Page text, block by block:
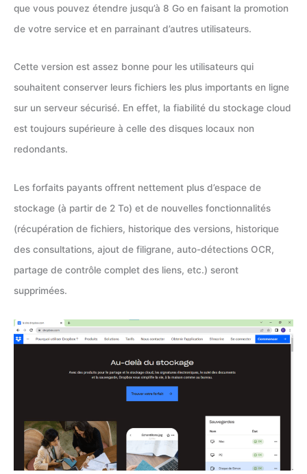
que vous pouvez étendre jusqu’à 8 Go en faisant la promotion
de votre service et en parrainant d’autres utilisateurs.
Cette version est assez bonne pour les utilisateurs qui
souhaitent conserver leurs fichiers les plus importants en ligne
sur un serveur sécurisé. En effet, la fiabilité du stockage cloud
est toujours supérieure à celle des disques locaux non
redondants.
Les forfaits payants offrent nettement plus d’espace de
stockage (à partir de 2 To) et de nouvelles fonctionnalités
(récupération de fichiers, historique des versions, historique
des consultations, ajout de filigrane, auto-détections OCR,
partage de contrôle complet des liens, etc.) seront
supprimées.